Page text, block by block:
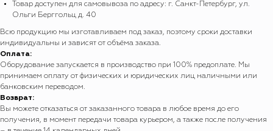
Товар доступен для самовывоза по адресу: г. Санкт-Петербург, ул.
Ольги Берггольц д. 40
Всю продукцию мы изготавливаем под заказ, поэтому сроки доставки
индивидуальны и зависят от объёма заказа.
Оплата:
Оборудование запускается в производство при 100% предоплате. Мы
принимаем оплату от физических и юридических лиц наличными или
банковским переводом.
Возврат:
Вы можете отказаться от заказанного товара в любое время до его
получения, в момент передачи товара курьером, а также после получения